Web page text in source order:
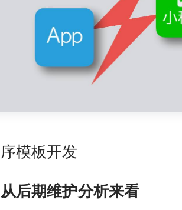
模板开发
从后期维护分析来看